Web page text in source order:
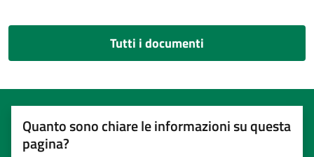
Tutti i documenti
Quanto sono chiare le informazioni su questa
pagina?